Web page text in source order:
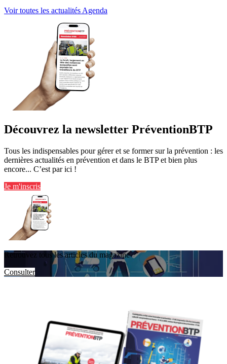
Voir toutes les actualités Agenda
Découvrez la newsletter PréventionBTP
Tous les indispensables pour gérer et se former sur la prévention : les
dernières actualités en prévention et dans le BTP et bien plus
encore... C’est par ici !
Je m'inscris
Retrouvez tous les articles du magazine
Consulter